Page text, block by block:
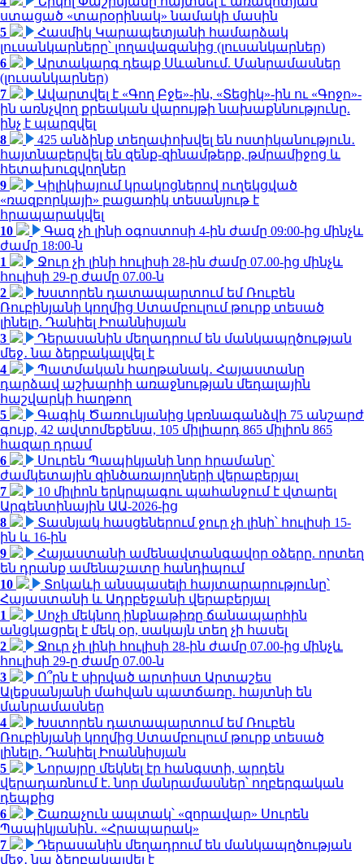
ստացած «տարօրինակ» նամակի մասին
5
Հասմիկ Կարապետյանի համարձակ
լուսանկարները՝ լողավազանից (լուսանկարներ)
6
Արտակարգ դեպք Սևանում. Մանրամասներ
(լուսանկարներ)
7
Ավարտվել է «Գող Բջե»-ին, «Տեցիկ»-ին ու «Գոջո»-
ին առնչվող քրեական վարույթի նախաքննությունը.
ինչ է պարզվել
8
425 անձինք տեղափոխվել են ոստիկանություն․
հայտնաբերվել են զենք-զինամթերք, թմրամիջոց և
հետախուզվողներ
9
Կիլիկիայում կրակոցներով ուղեկցված
«ռազբորկայի» բացառիկ տեսանյութ է
հրապարակվել
10
Գազ չի լինի օգոստոսի 4-ին ժամը 09:00-ից մինչև
ժամը 18:00-ն
1
Ջուր չի լինի հուլիսի 28-ին ժամը 07.00-ից մինչև
հուլիսի 29-ը ժամը 07.00-ն
2
Խստորեն դատապարտում եմ Ռուբեն
Ռուբինյանի կողմից Ստամբուլում թուրք տեսած
լինելը. Դանիել Իոաննիսյան
3
Դերասանին մեղադրում են մանկապղծության
մեջ․ նա ձերբակալվել է
4
Պատմական հաղթանակ․ Հայաստանը
դարձավ աշխարհի առաջնության մեդալային
հաշվարկի հաղթող
5
Գագիկ Ծառուկյանից կբռնագանձվի 75 անշարժ
գույք, 42 ավտոմեքենա, 105 միլիարդ 865 միլիոն 865
հազար դրամ
6
Սուրեն Պապիկյանի նոր հրամանը՝
ժամկետային զինծառայողների վերաբերյալ
7
10 միլիոն երկրպագու պահանջում է վտարել
Արգենտինային ԱԱ-2026-ից
8
Տասնյակ հասցեներում ջուր չի լինի՝ հուլիսի 15-
ին և 16-ին
9
Հայաստանի ամենավտանգավոր օձերը. որտեղ
են դրանք ամենաշատը հանդիպում
10
Տոկաևի անսպասելի հայտարարությունը՝
Հայաստանի և Ադրբեջանի վերաբերյալ
1
Սոչի մեկնող ինքնաթիռը ճանապարհին
անցկացրել է մեկ օր, սակայն տեղ չի հասել
2
Ջուր չի լինի հուլիսի 28-ին ժամը 07.00-ից մինչև
հուլիսի 29-ը ժամը 07.00-ն
3
Ո՞րն է սիրված արտիստ Արտաշես
Ալեքսանյանի մահվան պատճառը. հայտնի են
մանրամասներ
4
Խստորեն դատապարտում եմ Ռուբեն
Ռուբինյանի կողմից Ստամբուլում թուրք տեսած
լինելը. Դանիել Իոաննիսյան
5
Նորայրը մեկնել էր հանգստի, արդեն
վերադառնում է. նոր մանրամասներ՝ ողբերգական
դեպքից
6
Շառաչուն ապտակ՝ «զորավար» Սուրեն
Պապիկյանին․ «Հրապարակ»
7
Դերասանին մեղադրում են մանկապղծության
մեջ․ նա ձերբակալվել է